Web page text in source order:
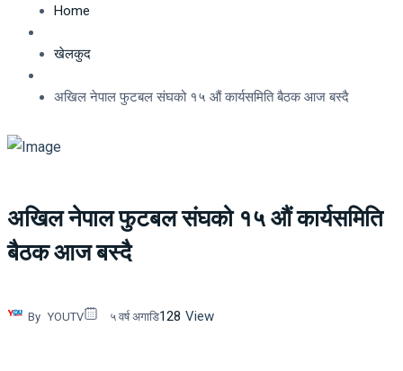
Home
खेलकुद
अखिल नेपाल फुटबल संघको १५ औं कार्यसमिति बैठक आज बस्दै
अखिल नेपाल फुटबल संघको १५ औं कार्यसमिति
बैठक आज बस्दै
By YOUTV ५ वर्ष अगाडि128 View